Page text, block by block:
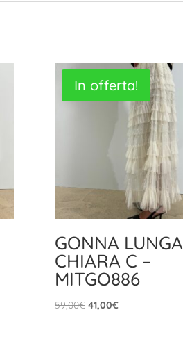
In offerta!
GONNA LUNGA
CHIARA C –
MITGO886
59,00€ Il
41,00€Il